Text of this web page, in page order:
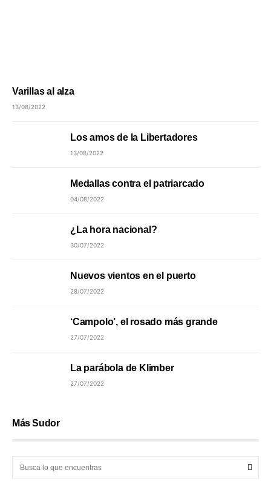
Varillas al alza
13/08/2022
Los amos de la Libertadores
13/08/2022
Medallas contra el patriarcado
04/08/2022
¿La hora nacional?
30/07/2022
Nuevos vientos en el puerto
28/07/2022
‘Campolo’, el rosado más grande
27/07/2022
La parábola de Klimber
27/07/2022
Más Sudor